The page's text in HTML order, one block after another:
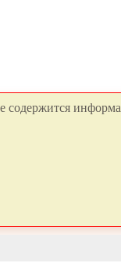
содержится